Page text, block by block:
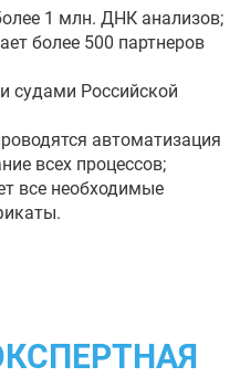
1 млн. ДНК анализов;
более 500 партнеров
судами Российской
автоматизация
всех процессов;
все необходимые